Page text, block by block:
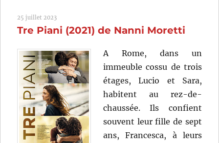
(2023)
Nanni
Moretti
25 juillet 2023
Tre Piani (2021) de Nanni Moretti
A Rome, dans un
immeuble cossu de trois
étages, Lucio et Sara,
habitent au rez-de-
chaussée. Ils confient
souvent leur fille de sept
ans, Francesca, à leurs